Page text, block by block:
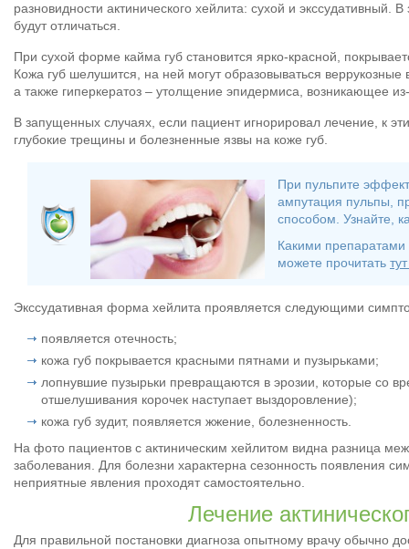
разновидности актинического хейлита: сухой и
будут отличаться.
При сухой форме кайма губ становится ярко-красной,
Кожа губ шелушится, на ней могут образовываться
а также гиперкератоз – утолщение эпидермиса, возникающее
В запущенных случаях, если пациент игнорировал лечение, к
глубокие трещины и болезненные язвы на коже губ.
При пульпите
ампутация пульпы,
способом. Узнайте,
Какими препаратами
можете прочитать
Экссудативная форма хейлита проявляется следующими
появляется отечность;
кожа губ покрывается красными пятнами и пузырьками;
лопнувшие пузырьки превращаются в эрозии, которые со
отшелушивания корочек наступает выздоровление);
кожа губ зудит, появляется жжение, болезненность.
На фото пациентов с актиническим хейлитом видна разница
заболевания. Для болезни характерна сезонность появления
неприятные явления проходят самостоятельно.
Лечение
Для правильной постановки диагноза опытному врачу обычно